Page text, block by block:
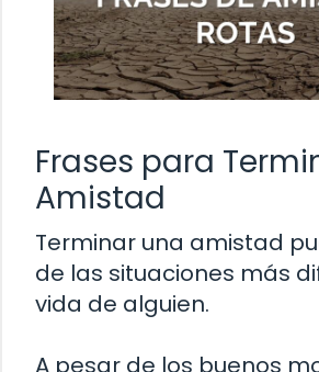
Frases para
Amistad
Terminar una amistad
de las situaciones más
vida de alguien.
A pesar de los buenos